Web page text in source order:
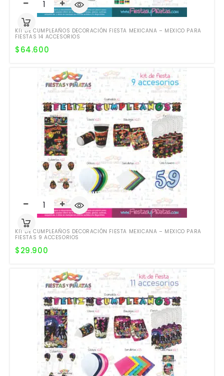
KIT DE CUMPLEAÑOS DECORACIÓN FIESTA MEXICANA – MEXICO PARA
FIESTAS 14 ACCESORIOS
$64.600
KIT DE CUMPLEAÑOS DECORACIÓN FIESTA MEXICANA – MEXICO PARA
FIESTAS 9 ACCESORIOS
$29.900